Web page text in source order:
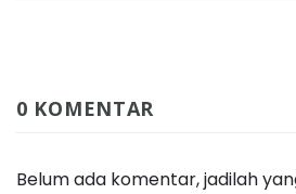
0 KOMENTAR
Belum ada komentar, jadilah